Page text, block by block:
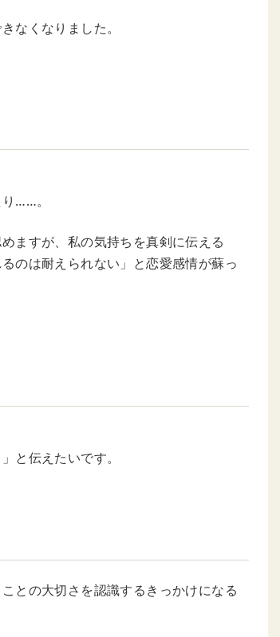
なくなりました。
……。
ますが、私の気持ちを真剣に伝える
のは耐えられない」と恋愛感情が蘇っ
と伝えたいです。
との大切さを認識するきっかけになる